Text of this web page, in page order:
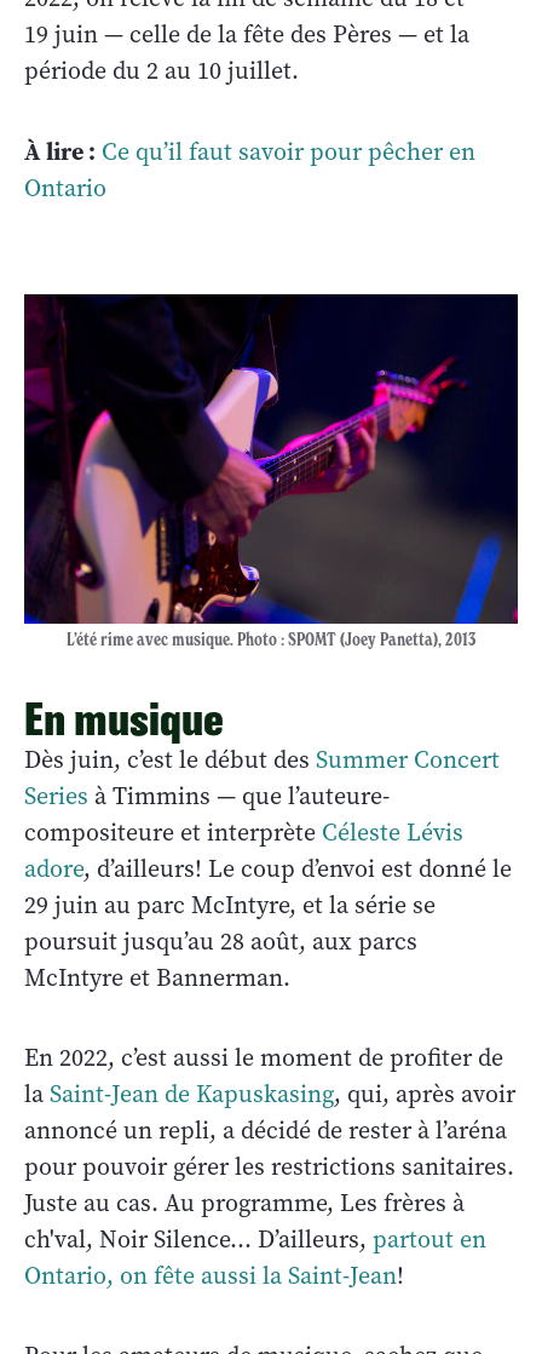
19 juin — celle de la fête des Pères — et la
période du 2 au 10 juillet.
À lire : Ce qu’il faut savoir pour pêcher en
Ontario
L’été rime avec musique. Photo : SPOMT (Joey Panetta), 2013
En musique
Dès juin, c’est le début des Summer Concert
Series à Timmins — que l’auteure-
compositeure et interprète Céleste Lévis
adore, d’ailleurs! Le coup d’envoi est donné le
29 juin au parc McIntyre, et la série se
poursuit jusqu’au 28 août, aux parcs
McIntyre et Bannerman.
En 2022, c’est aussi le moment de profiter de
laSaint-Jean de Kapuskasing, qui, après avoir
annoncé un repli, a décidé de rester à l’aréna
pour pouvoir gérer les restrictions sanitaires.
Juste au cas. Au programme, Les frères à
ch'val, Noir Silence... D’ailleurs, partout en
Ontario, on fête aussi la Saint-Jean!